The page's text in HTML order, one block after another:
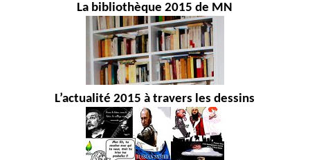
La bibliothèque 2015 de MN
L’actualité 2015 à travers les dessins